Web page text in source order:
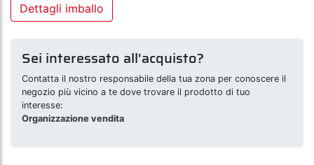
Dettagli imballo
Sei interessato all'acquisto?
Contatta il nostro responsabile della tua zona per conoscere il
negozio più vicino a te dove trovare il prodotto di tuo
interesse:
Organizzazione vendita